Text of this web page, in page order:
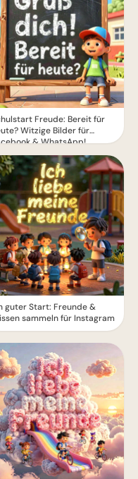
Freude: Bereit für
Witzige Bilder für
& WhatsApp!
guter Start: Freunde &
sammeln für Instagram